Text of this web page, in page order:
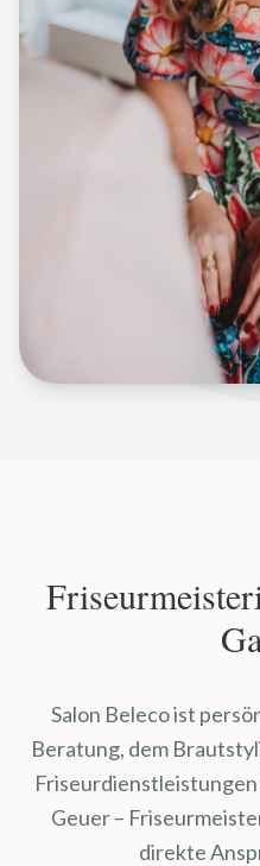
Salon Beleco ist
Beratung, dem
Geuer –
direkte